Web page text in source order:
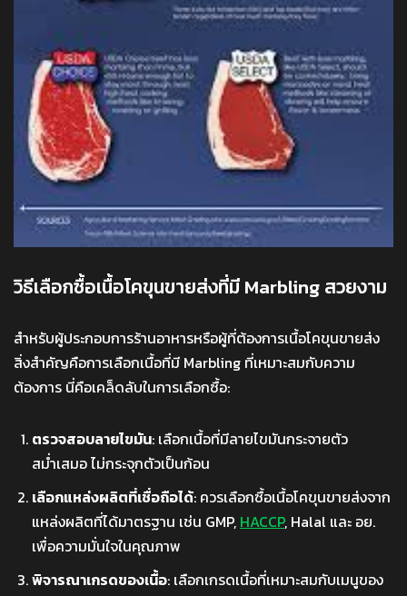
วิธีเลือกซื้อเนื้อโคขุนขายส่งที่มี Marbling สวยงาม
สำหรับผู้ประกอบการร้านอาหารหรือผู้ที่ต้องการเนื้อโคขุนขายส่ง
สิ่งสำคัญคือการเลือกเนื้อที่มี Marbling ที่เหมาะสมกับความ
ต้องการ นี่คือเคล็ดลับในการเลือกซื้อ:
ตรวจสอบลายไขมัน: เลือกเนื้อที่มีลายไขมันกระจายตัว
สม่ำเสมอ ไม่กระจุกตัวเป็นก้อน
เลือกแหล่งผลิตที่เชื่อถือได้: ควรเลือกซื้อเนื้อโคขุนขายส่งจาก
แหล่งผลิตที่ได้มาตรฐาน เช่น GMP, HACCP, Halal และ อย.
เพื่อความมั่นใจในคุณภาพ
พิจารณาเกรดของเนื้อ: เลือกเกรดเนื้อที่เหมาะสมกับเมนูของ